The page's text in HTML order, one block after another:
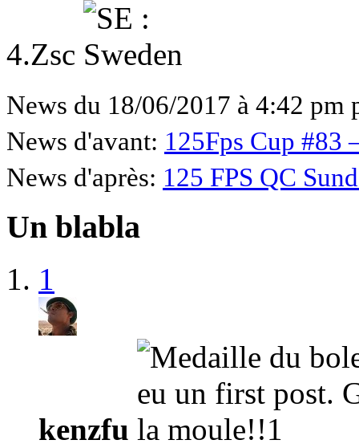
4.Zsc
News du 18/06/2017 à 4:42 pm
News d'avant: 125Fps Cup #83
News d'après: 125 FPS QC
Un blabla
1
kenzfu